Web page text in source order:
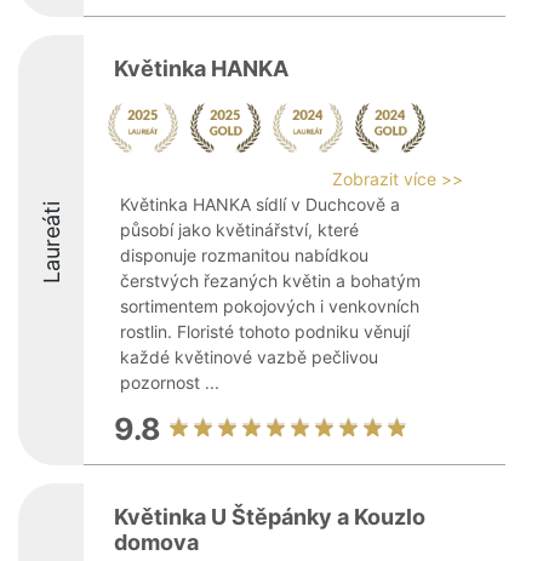
Laureáti
Květinka HANKA
Zobrazit více >>
Květinka HANKA sídlí v Duchcově a
působí jako květinářství, které
disponuje rozmanitou nabídkou
čerstvých řezaných květin a bohatým
sortimentem pokojových i venkovních
rostlin. Floristé tohoto podniku věnují
každé květinové vazbě pečlivou
pozornost ...
9.8
Květinka U Štěpánky a Kouzlo
domova